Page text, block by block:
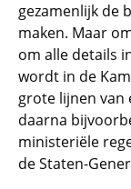
gezamenlijk de
maken. Maar
om alle details
wordt in de
grote lijnen van
daarna
ministeriële
de Staten-